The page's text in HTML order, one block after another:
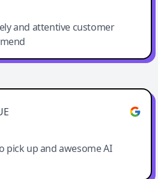
and attentive customer
pick up and awesome AI